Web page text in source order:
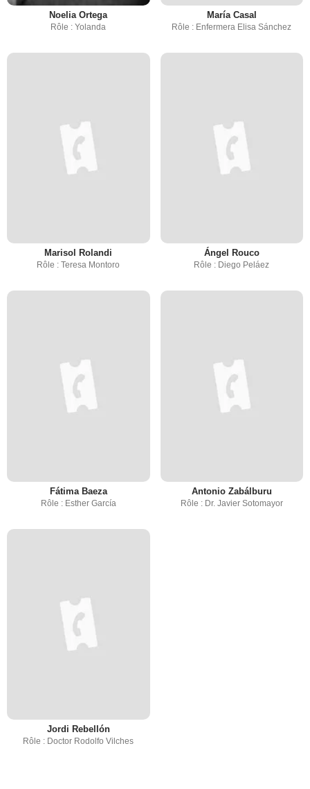
Noelia Ortega
Rôle : Yolanda
María Casal
Rôle : Enfermera Elisa Sánchez
Marisol Rolandi
Rôle : Teresa Montoro
Ángel Rouco
Rôle : Diego Peláez
Fátima Baeza
Rôle : Esther García
Antonio Zabálburu
Rôle : Dr. Javier Sotomayor
Jordi Rebellón
Rôle : Doctor Rodolfo Vilches